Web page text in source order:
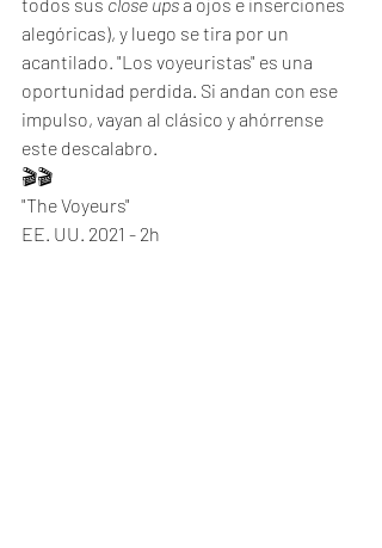
alegóricas), y luego se tira por un
acantilado. "Los voyeuristas" es una
oportunidad perdida. Si andan con ese
impulso, vayan al clásico y ahórrense
este descalabro.
🎬🎬
"The Voyeurs"
EE. UU. 2021 - 2h